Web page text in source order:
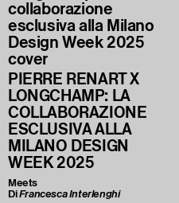
PIERRE RENART X
LONGCHAMP: LA
COLLABORAZIONE
ESCLUSIVA ALLA
MILANO DESIGN
WEEK 2025
Meets
DiFrancesca Interlenghi